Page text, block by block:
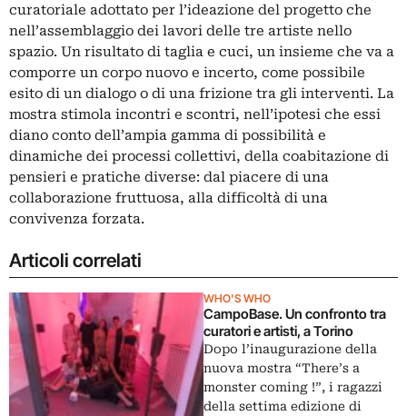
curatoriale adottato per l’ideazione del progetto che
nell’assemblaggio dei lavori delle tre artiste nello
spazio. Un risultato di taglia e cuci, un insieme che va a
comporre un corpo nuovo e incerto, come possibile
esito di un dialogo o di una frizione tra gli interventi. La
mostra stimola incontri e scontri, nell’ipotesi che essi
diano conto dell’ampia gamma di possibilità e
dinamiche dei processi collettivi, della coabitazione di
pensieri e pratiche diverse: dal piacere di una
collaborazione fruttuosa, alla difficoltà di una
convivenza forzata.
Articoli correlati
WHO'S WHO
CampoBase. Un confronto tra
curatori e artisti, a Torino
Dopo l’inaugurazione della
nuova mostra “There’s a
monster coming !”, i ragazzi
della settima edizione di